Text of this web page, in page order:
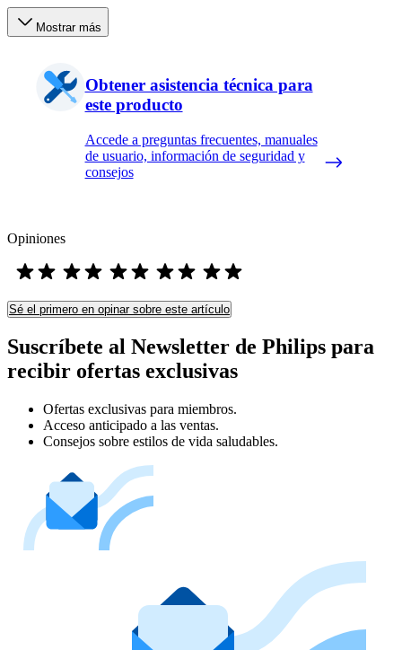
Mostrar más
Obtener asistencia técnica para
este producto
Accede a preguntas frecuentes, manuales
de usuario, información de seguridad y
consejos
Opiniones
Sé el primero en opinar sobre este artículo
Suscríbete al Newsletter de Philips para
recibir ofertas exclusivas
Ofertas exclusivas para miembros.
Acceso anticipado a las ventas.
Consejos sobre estilos de vida saludables.